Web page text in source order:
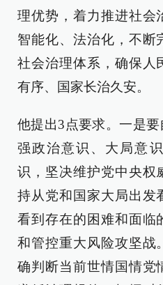
理优势，着力推进社会
智能化、法治化，不断
社会治理体系，确保人
有序、国家长治久安。
他提出3点要求。一是
强政治意识、大局意
识，坚决维护党中央权
持从党和国家大局出发
看到存在的困难和面临
和管控重大风险攻坚战
确判断当前世情国情党